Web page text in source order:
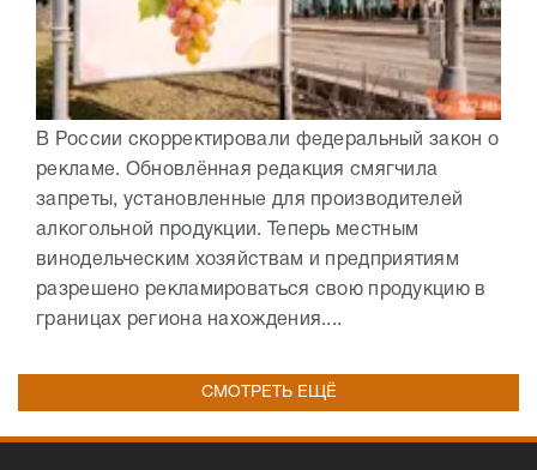
В России скорректировали федеральный закон о
рекламе. Обновлённая редакция смягчила
запреты, установленные для производителей
алкогольной продукции. Теперь местным
винодельческим хозяйствам и предприятиям
разрешено рекламироваться свою продукцию в
границах региона нахождения....
СМОТРЕТЬ ЕЩЁ